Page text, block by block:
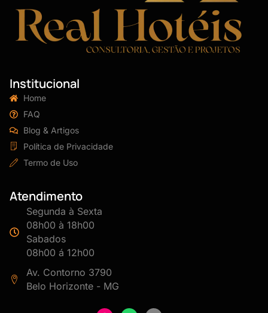
Institucional
Home
FAQ
Blog & Artigos
Política de Privacidade
Termo de Uso
Atendimento
Segunda à Sexta
08h00 à 18h00
Sabados
08h00 á 12h00
Av. Contorno 3790
Belo Horizonte - MG